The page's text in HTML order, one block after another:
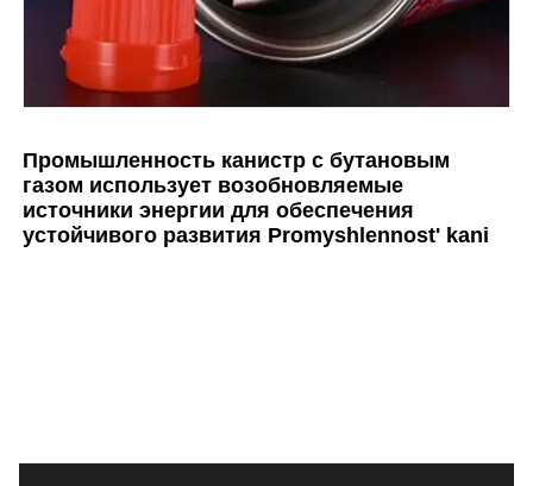
Промышленность канистр с бутановым
газом использует возобновляемые
источники энергии для обеспечения
устойчивого развития Promyshlennost' kani